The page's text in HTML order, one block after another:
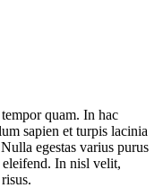
quam. In hac
sapien et turpis lacinia
egestas varius purus
In nisl velit,